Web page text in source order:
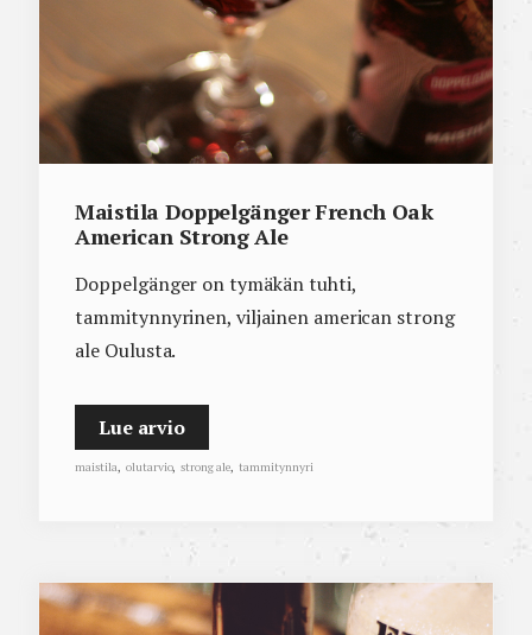
Maistila Doppelgänger French Oak
American Strong Ale
Doppelgänger on tymäkän tuhti,
tammitynnyrinen, viljainen american strong
ale Oulusta.
Lue arvio
maistila, olutarvio, strong ale, tammitynnyri